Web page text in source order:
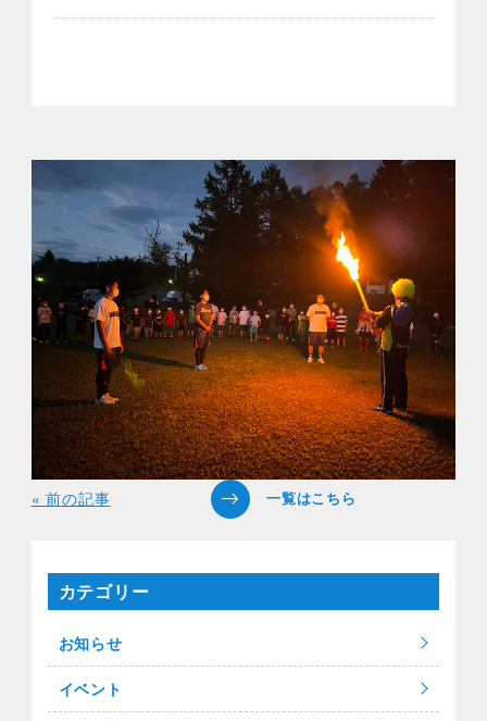
« 前の記事
カテゴリー
お知らせ
イベント